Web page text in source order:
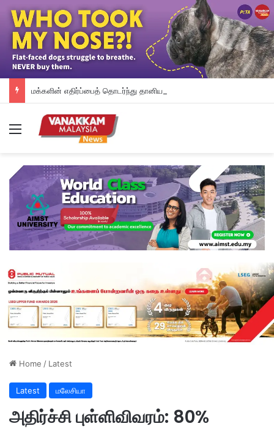
Menu
Home / Latest
Latest மலேசியா
அதிர்ச்சி புள்ளிவிவரம்: 80%